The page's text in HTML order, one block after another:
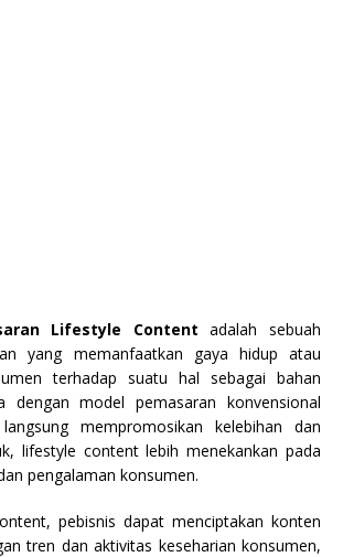
Lifestyle Content adalah sebuah
yang memanfaatkan gaya hidup atau
terhadap suatu hal sebagai bahan
dengan model pemasaran konvensional
mempromosikan kelebihan dan
lifestyle content lebih menekankan pada
pengalaman konsumen.
pebisnis dapat menciptakan konten
tren dan aktivitas keseharian konsumen,